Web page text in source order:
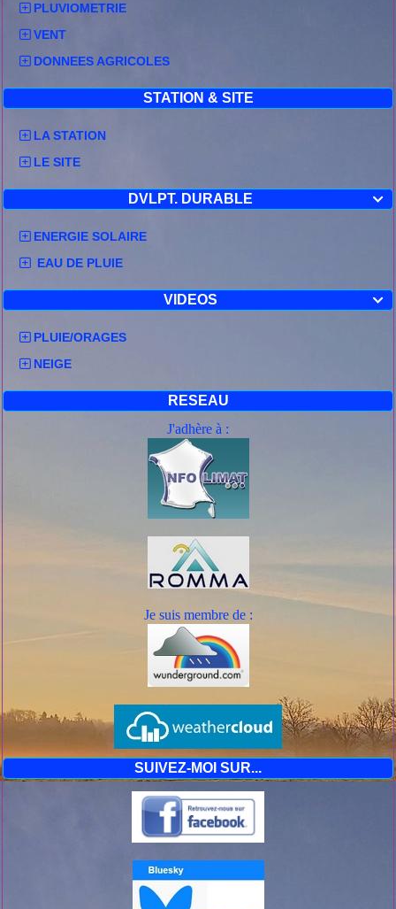
PLUVIOMETRIE
VENT
DONNEES AGRICOLES
STATION & SITE
LA STATION
LE SITE

DVLPT. DURABLE
ENERGIE SOLAIRE
EAU DE PLUIE

VIDEOS
PLUIE/ORAGES
NEIGE
RESEAU
J'adhère à :
Je suis membre de :
SUIVEZ-MOI SUR...